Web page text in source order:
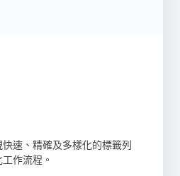
速、精確及多樣化的標籤列
作流程。